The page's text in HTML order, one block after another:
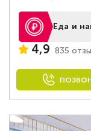
Еда и
4,9 835